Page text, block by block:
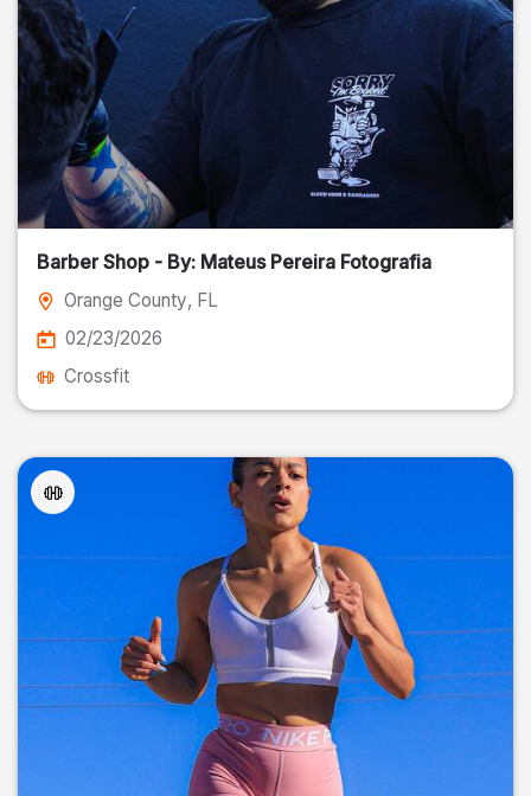
Barber Shop - By: Mateus Pereira Fotografia
Orange County, FL
02/23/2026
Crossfit